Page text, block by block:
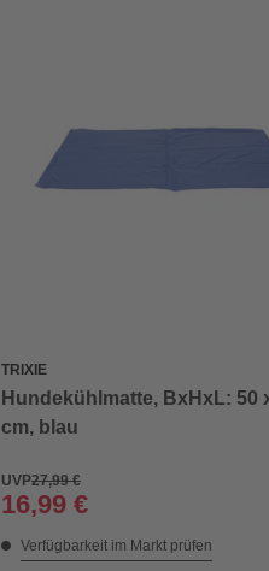
TRIXIE
Hundekühlmatte, BxHxL: 50
cm, blau
UVP27,99 €
16,99 €
Verfügbarkeit im Markt prüfen